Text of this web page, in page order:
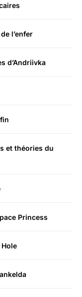
l’enfer
d’Andriivka
et théories du
Princess